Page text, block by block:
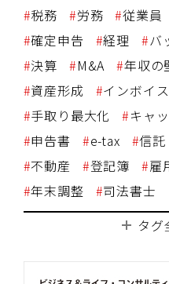
税務
労務 従業員
確定申告
経理 バ
決算
M&A 年収の
資産形成
インボイス
手取り最大化
キャ
申告書
e-tax 信託
不動産
登記簿 雇
年末調整
司法書士
タグ